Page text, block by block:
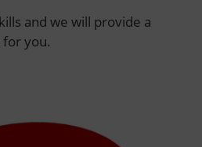
and we will provide a
for you.